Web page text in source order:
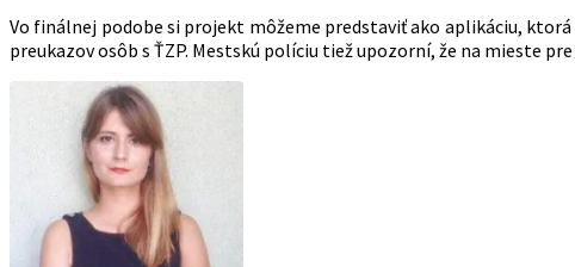
Vo finálnej podobe si projekt môžeme predstaviť ako aplikáciu,
preukazov osôb s ŤZP. Mestskú políciu tiež upozorní, že na mieste